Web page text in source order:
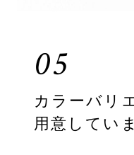
05
カラーバリ
用意してい